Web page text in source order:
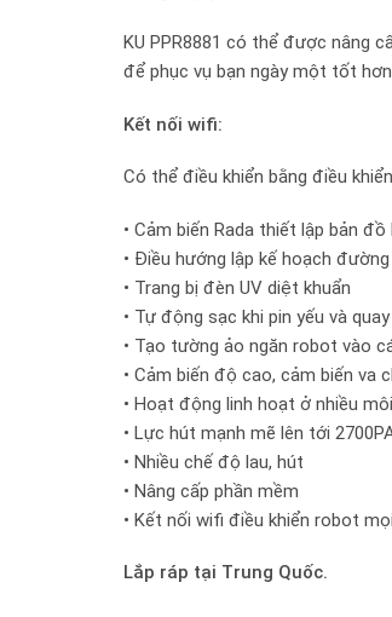
KU PPR8881 có thể được nâng
để phục vụ bạn ngày một tốt hơn
Kết nối wifi:
Có thể điều khiển bằng điều
• Cảm biến Rada thiết lập bản
• Điều hướng lập kế hoạch
• Trang bị đèn UV diệt khuẩn
• Tự động sạc khi pin yếu và
• Tạo tường ảo ngăn robot vào
• Cảm biến độ cao, cảm biến va
• Hoạt động linh hoạt ở nhiều
• Lực hút mạnh mẽ lên tới
• Nhiều chế độ lau, hút
• Nâng cấp phần mềm
• Kết nối wifi điều khiển robot
Lắp ráp tại Trung Quốc.